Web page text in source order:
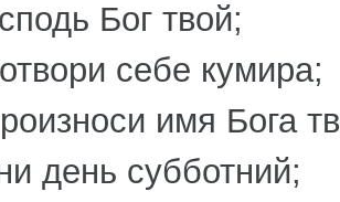
Бог твой;
себе кумира;
имя Бога
день субботний;